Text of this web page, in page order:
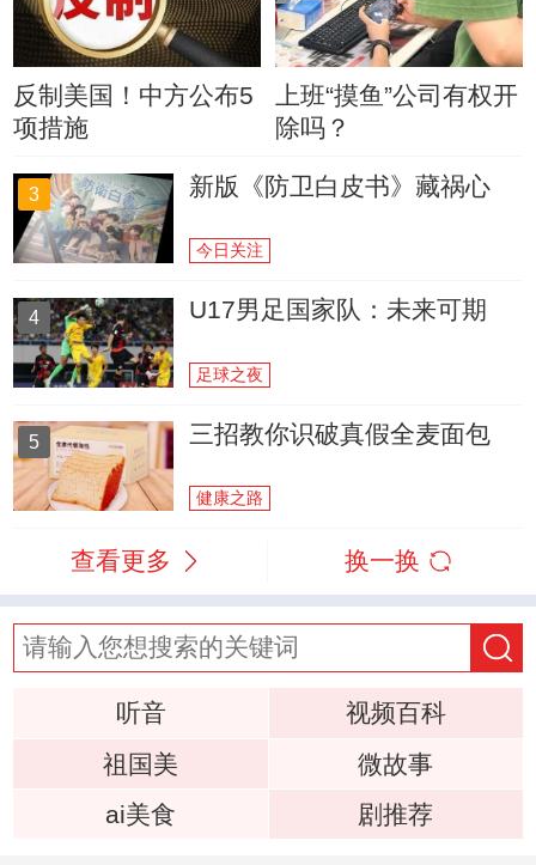
反制美国！中方公布5
项措施
上班“摸鱼”公司有权开
除吗？
3 新版《防卫白皮书》藏祸心
今日关注
4 U17男足国家队：未来可期
足球之夜
5 三招教你识破真假全麦面包
健康之路
查看更多 换一换
听音
视频百科
祖国美
微故事
ai美食
剧推荐